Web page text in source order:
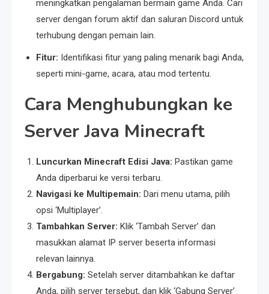
meningkatkan pengalaman bermain game Anda. Cari
server dengan forum aktif dan saluran Discord untuk
terhubung dengan pemain lain.
Fitur: Identifikasi fitur yang paling menarik bagi Anda,
seperti mini-game, acara, atau mod tertentu.
Cara Menghubungkan ke
Server Java Minecraft
Luncurkan Minecraft Edisi Java: Pastikan game
Anda diperbarui ke versi terbaru.
Navigasi ke Multipemain: Dari menu utama, pilih
opsi ‘Multiplayer’.
Tambahkan Server: Klik ‘Tambah Server’ dan
masukkan alamat IP server beserta informasi
relevan lainnya.
Bergabung: Setelah server ditambahkan ke daftar
Anda, pilih server tersebut, dan klik ‘Gabung Server’